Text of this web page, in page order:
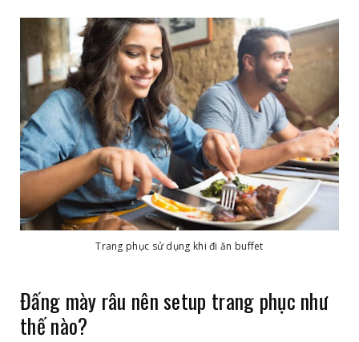
Trang phục sử dụng khi đi ăn buffet
Đấng mày râu nên setup trang phục như
thế nào?